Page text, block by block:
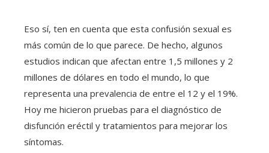
Eso sí, ten en cuenta que esta confusión sexual es
más común de lo que parece. De hecho, algunos
estudios indican que afectan entre 1,5 millones y 2
millones de dólares en todo el mundo, lo que
representa una prevalencia de entre el 12 y el 19%.
Hoy me hicieron pruebas para el diagnóstico de
disfunción eréctil y tratamientos para mejorar los
síntomas.